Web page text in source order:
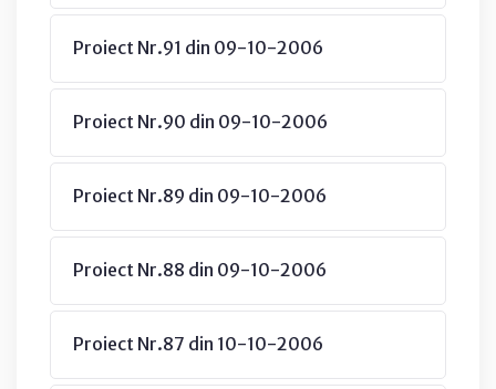
Proiect Nr.91 din 09-10-2006
Proiect Nr.90 din 09-10-2006
Proiect Nr.89 din 09-10-2006
Proiect Nr.88 din 09-10-2006
Proiect Nr.87 din 10-10-2006